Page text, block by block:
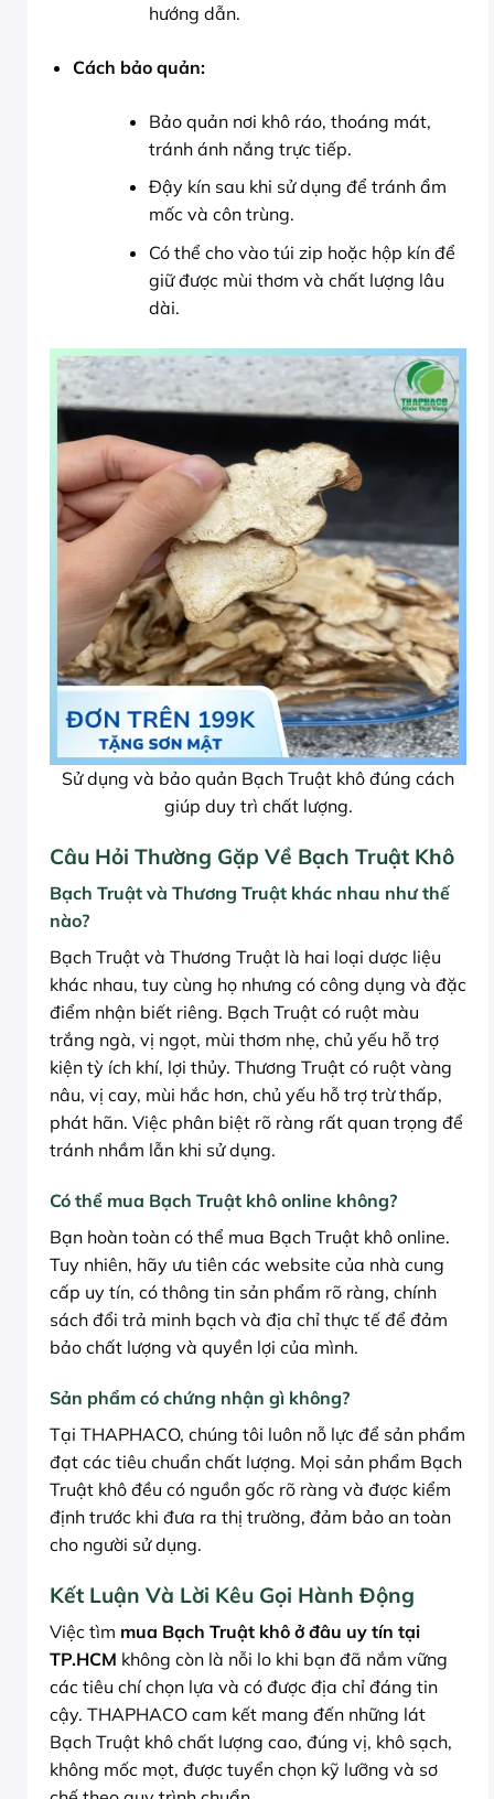
hướng dẫn.
Cách bảo quản:
Bảo quản nơi khô ráo, thoáng mát,
tránh ánh nắng trực tiếp.
Đậy kín sau khi sử dụng để tránh ẩm
mốc và côn trùng.
Có thể cho vào túi zip hoặc hộp kín để
giữ được mùi thơm và chất lượng lâu
dài.
Sử dụng và bảo quản Bạch Truật khô đúng cách
giúp duy trì chất lượng.
Câu Hỏi Thường Gặp Về Bạch Truật Khô
Bạch Truật và Thương Truật khác nhau như thế
nào?
Bạch Truật và Thương Truật là hai loại dược liệu
khác nhau, tuy cùng họ nhưng có công dụng và đặc
điểm nhận biết riêng. Bạch Truật có ruột màu
trắng ngà, vị ngọt, mùi thơm nhẹ, chủ yếu hỗ trợ
kiện tỳ ích khí, lợi thủy. Thương Truật có ruột vàng
nâu, vị cay, mùi hắc hơn, chủ yếu hỗ trợ trừ thấp,
phát hãn. Việc phân biệt rõ ràng rất quan trọng để
tránh nhầm lẫn khi sử dụng.
Có thể mua Bạch Truật khô online không?
Bạn hoàn toàn có thể mua Bạch Truật khô online.
Tuy nhiên, hãy ưu tiên các website của nhà cung
cấp uy tín, có thông tin sản phẩm rõ ràng, chính
sách đổi trả minh bạch và địa chỉ thực tế để đảm
bảo chất lượng và quyền lợi của mình.
Sản phẩm có chứng nhận gì không?
Tại THAPHACO, chúng tôi luôn nỗ lực để sản phẩm
đạt các tiêu chuẩn chất lượng. Mọi sản phẩm Bạch
Truật khô đều có nguồn gốc rõ ràng và được kiểm
định trước khi đưa ra thị trường, đảm bảo an toàn
cho người sử dụng.
Kết Luận Và Lời Kêu Gọi Hành Động
Việc tìm mua Bạch Truật khô ở đâu uy tín tại
TP.HCM không còn là nỗi lo khi bạn đã nắm vững
các tiêu chí chọn lựa và có được địa chỉ đáng tin
cậy. THAPHACO cam kết mang đến những lát
Bạch Truật khô chất lượng cao, đúng vị, khô sạch,
không mốc mọt, được tuyển chọn kỹ lưỡng và sơ